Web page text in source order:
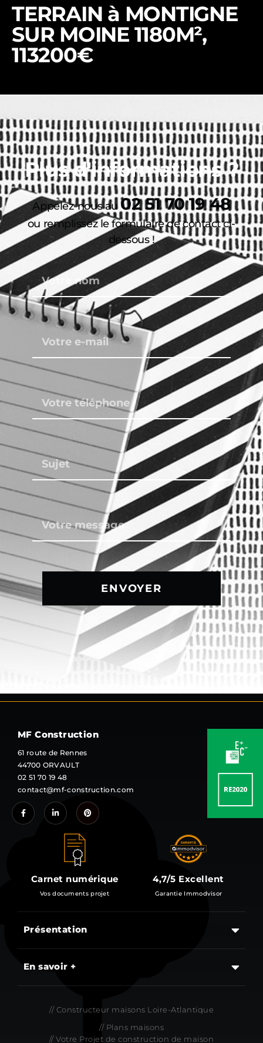
TERRAIN à MONTIGNE
SUR MOINE 1180M²,
113200€
Plus d'informations ?
Appelez-nous au02 51 70 19 48
ou remplissez le formulaire de contact ci-
dessous !
ENVOYER
MF Construction
61 route de Rennes
44700 ORVAULT
02 51 70 19 48
contact@mf-construction.com
Carnet numérique
Vos documents projet
4,7/5 Excellent
Garantie Immodvisor
Présentation
En savoir +
// Constructeur maisons Loire-Atlantique
// Plans maisons
// Votre Projet de construction de maison